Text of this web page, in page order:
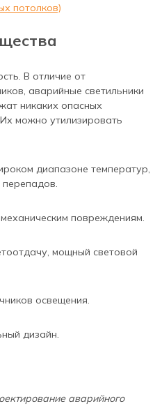
потолков)
В отличие от
аварийные светильники
никаких опасных
можно утилизировать
диапазоне температур,
повреждениям.
мощный световой
освещения.
дизайн.
аварийного